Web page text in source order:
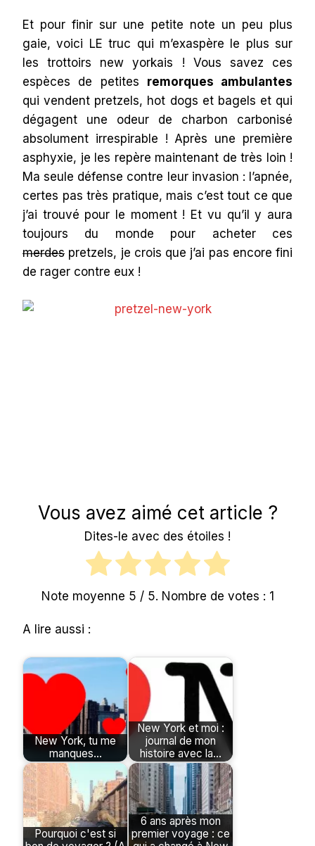
Et pour finir sur une petite note un peu plus
gaie, voici LE truc qui m’exaspère le plus sur
les trottoirs new yorkais ! Vous savez ces
espèces de petites remorques ambulantes
qui vendent pretzels, hot dogs et bagels et qui
dégagent une odeur de charbon carbonisé
absolument irrespirable ! Après une première
asphyxie, je les repère maintenant de très loin !
Ma seule défense contre leur invasion : l’apnée,
certes pas très pratique, mais c’est tout ce que
j’ai trouvé pour le moment ! Et vu qu’il y aura
toujours du monde pour acheter ces
merdes pretzels, je crois que j’ai pas encore fini
de rager contre eux !
Vous avez aimé cet article ?
Dites-le avec des étoiles !
Note moyenne 5 / 5. Nombre de votes : 1
A lire aussi :
New York, tu me
manques...
New York et moi :
journal de mon
histoire avec la…
Pourquoi c'est si
6 ans après mon
premier voyage : ce